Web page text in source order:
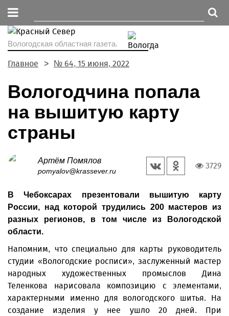
Вологодская областная газета.
Главное № 64, 15 июня, 2022
Вологодчина попала
на вышитую карту
страны
Артём Помялов
pomyalov@krassever.ru
3729
В Чебоксарах презентовали вышитую карту
России, над которой трудились 200 мастеров из
разных регионов, в том числе из Вологодской
области.
Напомним, что специально для карты руководитель
студии «Вологодские росписи», заслуженный мастер
народных художественных промыслов Дина
Теленкова нарисовала композицию с элементами,
характерными именно для вологодского шитья. На
создание изделия у нее ушло 20 дней. При